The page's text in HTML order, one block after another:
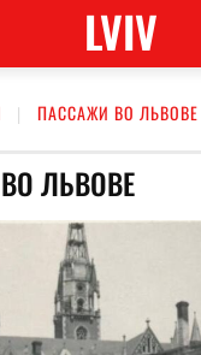
LVIV
ПАССАЖИ ВО ЛЬВОВЕ
ЛЬВОВЕ